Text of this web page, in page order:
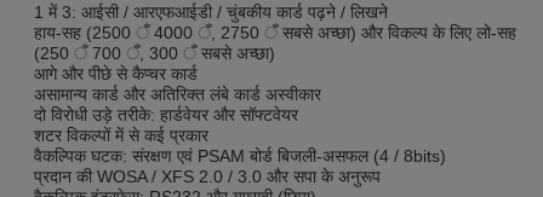
1 में 3: आईसी / आरएफआईडी / चुंबकीय कार्ड पढ़ने / लिखने
हाय-सह (2500 ँ 4000 ँ, 2750 ँ सबसे अच्छा) और विकल्प के लिए लो-सह
(250 ँ 700 ँ, 300 ँ सबसे अच्छा)
आगे और पीछे से कैप्चर कार्ड
असामान्य कार्ड और अतिरिक्त लंबे कार्ड अस्वीकार
दो विरोधी उड़े तरीके: हार्डवेयर और सॉफ्टवेयर
शटर विकल्पों में से कई प्रकार
वैकल्पिक घटक: संरक्षण एवं PSAM बोर्ड बिजली-असफल (4 / 8bits)
प्रदान की WOSA / XFS 2.0 / 3.0 और सपा के अनुरूप